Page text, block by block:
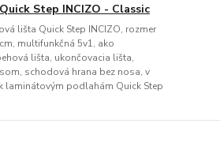
Step INCIZO - Classic
lišta Quick Step INCIZO, rozmer
multifunkčná 5v1, ako
lišta, ukončovacia lišta,
schodová hrana bez nosa, v
laminátovým podlahám Quick Step